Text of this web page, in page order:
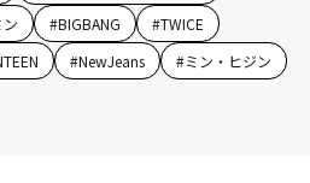
#BIGBANG #TWICE
#NewJeans #ミン・ヒジン